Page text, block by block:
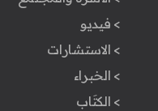
> فيديو
> الاستشارات
> الخبراء
> الكتَاب